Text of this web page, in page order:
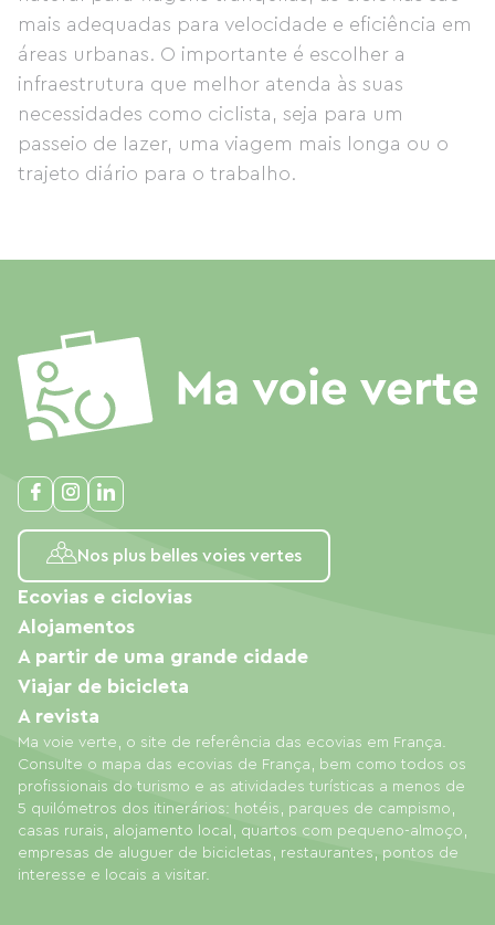
mais adequadas para velocidade e eficiência em
áreas urbanas. O importante é escolher a
infraestrutura que melhor atenda às suas
necessidades como ciclista, seja para um
passeio de lazer, uma viagem mais longa ou o
trajeto diário para o trabalho.
Nos plus belles voies vertes
Ma voie verte, o site de referência das ecovias em França.
Consulte o mapa das ecovias de França, bem como todos os
profissionais do turismo e as atividades turísticas a menos de
5 quilómetros dos itinerários: hotéis, parques de campismo,
casas rurais, alojamento local, quartos com pequeno-almoço,
empresas de aluguer de bicicletas, restaurantes, pontos de
interesse e locais a visitar.
Ecovias e ciclovias
Alojamentos
A partir de uma grande cidade
Viajar de bicicleta
A revista